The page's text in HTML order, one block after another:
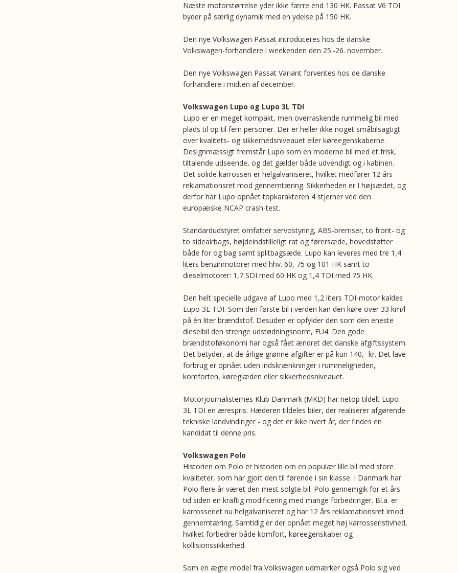
Næste motorstørrelse yder ikke færre end 130 HK. Passat V6 TDI
byder på særlig dynamik med en ydelse på 150 HK.
Den nye Volkswagen Passat introduceres hos de danske
Volkswagen-forhandlere i weekenden den 25.-26. november.
Den nye Volkswagen Passat Variant forventes hos de danske
forhandlere i midten af december.
Volkswagen Lupo og Lupo 3L TDI
Lupo er en meget kompakt, men overraskende rummelig bil med
plads til op til fem personer. Der er heller ikke noget småbilsagtigt
over kvalitets- og sikkerhedsniveauet eller køreegenskaberne.
Designmæssigt fremstår Lupo som en moderne bil med et frisk,
tiltalende udseende, og det gælder både udvendigt og i kabinen.
Det solide karrosseri er helgalvaniseret, hvilket medfører 12 års
reklamationsret mod gennemtæring. Sikkerheden er I højsædet, og
derfor har Lupo opnået topkarakteren 4 stjerner ved den
europæiske NCAP crash-test.
Standardudstyret omfatter servostyring, ABS-bremser, to front- og
to sideairbags, højdeindstilleligt rat og førersæde, hovedstøtter
både for og bag samt splitbagsæde. Lupo kan leveres med tre 1,4
liters benzinmotorer med hhv. 60, 75 og 101 HK samt to
dieselmotorer: 1,7 SDI med 60 HK og 1,4 TDI med 75 HK.
Den helt specielle udgave af Lupo med 1,2 liters TDI-motor kaldes
Lupo 3L TDI. Som den første bil i verden kan den køre over 33 km/l
på én liter brændstof. Desuden er opfylder den som den eneste
dieselbil den strenge udstødningsnorm, EU4. Den gode
brændstoføkonomi har også fået ændret det danske afgiftssystem.
Det betyder, at de årlige grønne afgifter er på kun 140,- kr. Det lave
forbrug er opnået uden indskrænkninger i rummeligheden,
komforten, køreglæden eller sikkerhedsniveauet.
Motorjournalisternes Klub Danmark (MKD) har netop tildelt Lupo
3L TDI en ærespris. Hæderen tildeles biler, der realiserer afgørende
tekniske landvindinger - og det er ikke hvert år, der findes en
kandidat til denne pris.
Volkswagen Polo
Historien om Polo er historien om en populær lille bil med store
kvaliteter, som har gjort den til førende i sin klasse. I Danmark har
Polo flere år været den mest solgte bil. Polo gennemgik for et års
tid siden en kraftig modificering med mange forbedringer. Bl.a. er
karrosseriet nu helgalvaniseret og har 12 års reklamationsret imod
gennemtæring. Samtidig er der opnået meget høj karrosseristivhed,
hvilket forbedrer både komfort, køreegenskaber og
kollisionssikkerhed.
Som en ægte model fra Volkswagen udmærker også Polo sig ved